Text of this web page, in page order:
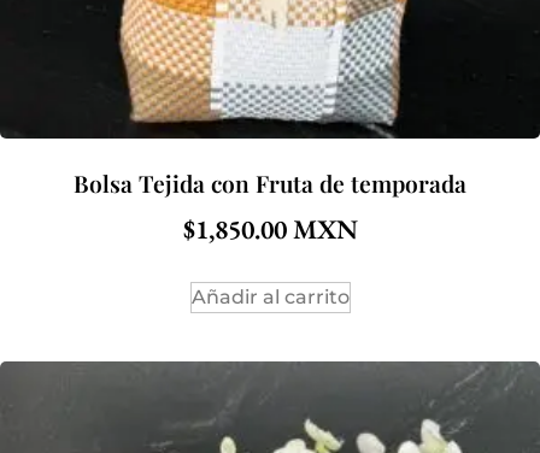
Bolsa Tejida con Fruta de temporada
$1,850.00
Añadir al carrito